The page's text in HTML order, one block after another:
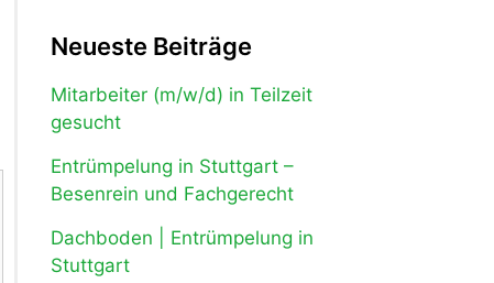
Neueste Beiträge
Mitarbeiter (m/w/d) in Teilzeit
gesucht
Entrümpelung in Stuttgart –
Besenrein und Fachgerecht
Dachboden | Entrümpelung in
Stuttgart